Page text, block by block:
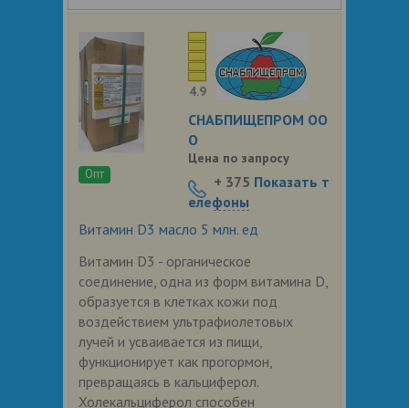
Опт
Витамин D3 масло 5 млн. ед
Витамин D3 - органическое
соединение, одна из форм витамина D,
образуется в клетках кожи под
воздействием ультрафиолетовых
лучей и усваивается из пищи,
функционирует как прогормон,
превращаясь в кальциферол.
Холекальциферол способен
4.9
СНАБПИЩЕПРОМ ОО
О
Цена по запросу
+ 375 Показать т
елефоны